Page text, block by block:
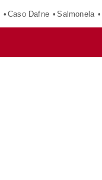
Caso Dafne Salmonela